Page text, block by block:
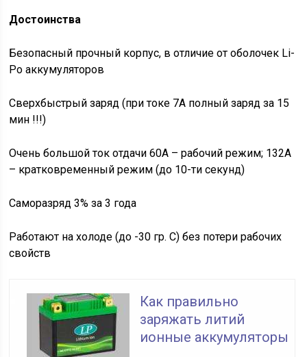
Достоинства
Безопасный прочный корпус, в отличие от оболочек Li-
Po аккумуляторов
Сверхбыстрый заряд (при токе 7А полный заряд за 15
мин !!!)
Очень большой ток отдачи 60А – рабочий режим; 132А
– кратковременный режим (до 10-ти секунд)
Саморазряд 3% за 3 года
Работают на холоде (до -30 гр. С) без потери рабочих
свойств
Как правильно
заряжать литий
ионные аккумуляторы